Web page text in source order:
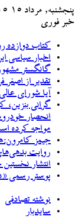
پنجشنبه, مرداد ۱۵ ۱۴۰۵
خبر فوری
کتاب دوازده
اخبار سیاسی ایران؛
گانگستر
تقدیر از اصغر
آیا شورای
گرانی بنزین،
مواجه کرده
جیمز
روایت
انتشار
پوستر رسمی
نوشته تصادفی
سایدبار